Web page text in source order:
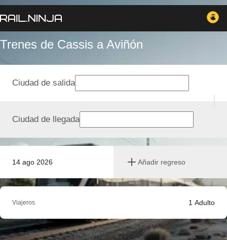
Trenes de Cassis a Aviñón
14 ago 2026 Añadir regreso
Ciudad de salida
Ciudad de llegada
Viajeros 1 Adulto